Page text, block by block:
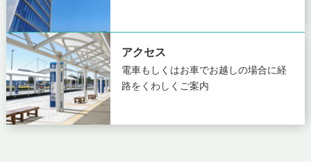
アクセス
電車もしくはお車でお越しの場合に経
路をくわしくご案内